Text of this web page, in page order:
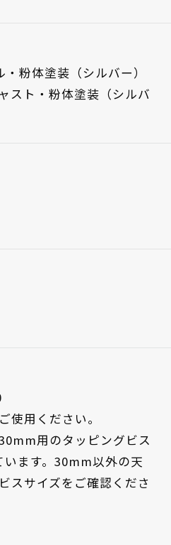
粉体塗装（シルバー）
スト・粉体塗装（シルバ
用ください。
用のタッピングビス
ます。30mm以外の天
スサイズをご確認くださ